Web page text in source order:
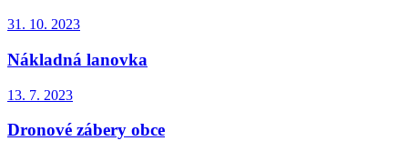
31. 10. 2023
Nákladná lanovka
13. 7. 2023
Dronové zábery obce